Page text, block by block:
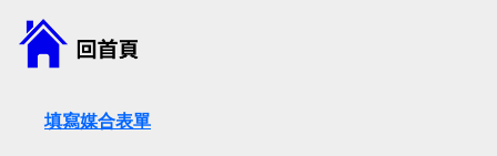
填寫媒合表單